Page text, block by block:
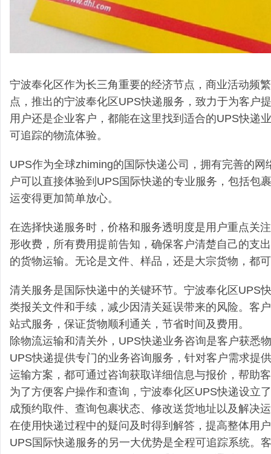
宁波奉化区作为长三角重要的经济节点，商业活动频
点，推出的宁波奉化区UPS快递服务，致力于为客户
用户还是企业客户，都能在这里找到适合的UPS快递
可追踪的物流体验。
UPS作为全球zhiming的国际快递公司，拥有完善的
户可以直接体验到UPS国际快递的专业服务，包括包
运变得更加简单放心。
在选择快递服务时，价格和服务透明度是用户重点关
形收费，所有费用提前告知，确保客户清楚自己的支
的货物运输。无论是文件、样品，还是大宗货物，都
清关服务是国际快递中的关键环节。宁波奉化区UPS
类报关文件和手续，减少因清关延误带来的风险。客
站式服务，保证货物顺利通关，节省时间及费用。
除物流运输和清关外，UPS快递业务咨询是客户获悉
UPS快递提供专门的业务咨询服务，针对客户需求提
运输方案，都可通过咨询获取详细信息与报价，帮助
为了方便客户操作和查询，宁波奉化区UPS快递设立
成预约取件、查询包裹状态、修改送货地址以及解决
在使用快递过程中的疑问及时得到解答，提高整体用
UPS国际快递服务的另一大优势是全程可追踪系统。